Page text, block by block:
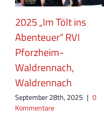
2025 „Im Tölt ins
Abenteuer“ RVI
Pforzheim-
Waldrennach,
Waldrennach
September 28th, 2025 | 0
Kommentare